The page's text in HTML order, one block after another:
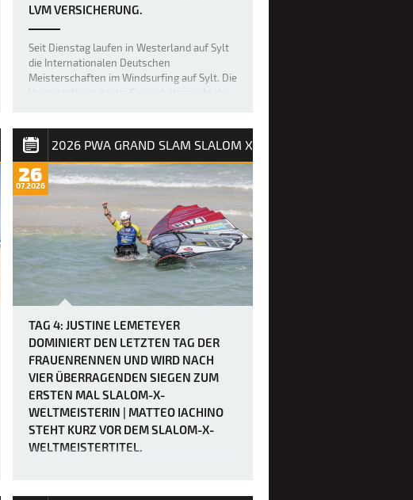
VM VERSICHERUNG.
Seit Dienstag laufen in Westerland auf Sylt
die Internationalen Deutschen
Meisterschaften im Windsurfing auf Sylt. Die
Veranstaltung ist der Saisonhöhepunkt der
offiziellen Wettfahrten durchgeführt w…
2026 PWA GRAND SLAM SLALOM X
26
07.2026
TAG 4: JUSTINE LEMETEYER
DOMINIERT DEN LETZTEN TAG DER
FRAUENRENNEN UND WIRD NACH
VIER ÜBERRAGENDEN SIEGEN ZUM
ERSTEN MAL SLALOM-X-
WELTMEISTERIN | MATTEO IACHINO
STEHT KURZ VOR DEM SLALOM-X-
WELTMEISTERTITEL.